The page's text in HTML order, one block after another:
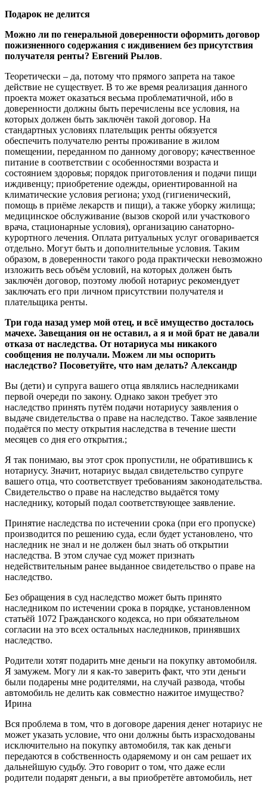
Подарок не делится
Можно ли по генеральной доверенности оформить договор
пожизненного содержания с иждивением без присутствия
получателя ренты? Евгений Рылов.
Теоретически – да, потому что прямого запрета на такое
действие не существует. В то же время реализация данного
проекта может оказаться весьма проблематичной, ибо в
доверенности должны быть перечислены все условия, на
которых должен быть заключён такой договор. На
стандартных условиях плательщик ренты обязуется
обеспечить получателю ренты проживание в жилом
помещении, переданном по данному договору; качественное
питание в соответствии с особенностями возраста и
состоянием здоровья; порядок приготовления и подачи пищи
иждивенцу; приобретение одежды, ориентированной на
климатические условия региона; уход (гигиенический,
помощь в приёме лекарств и пищи), а также уборку жилища;
медицинское обслуживание (вызов скорой или участкового
врача, стационарные условия), организацию санаторно-
курортного лечения. Оплата ритуальных услуг оговаривается
отдельно. Могут быть и дополнительные условия. Таким
образом, в доверенности такого рода практически невозможно
изложить весь объём условий, на которых должен быть
заключён договор, поэтому любой нотариус рекомендует
заключать его при личном присутствии получателя и
плательщика ренты.
Три года назад умер мой отец, и всё имущество досталось
мачехе. Завещания он не оставил, а я и мой брат не давали
отказа от наследства. От нотариуса мы никакого
сообщения не получали. Можем ли мы оспорить
наследство? Посоветуйте, что нам делать? Александр
Вы (дети) и супруга вашего отца являлись наследниками
первой очереди по закону. Однако закон требует это
наследство принять путём подачи нотариусу заявления о
выдаче свидетельства о праве на наследство. Такое заявление
подаётся по месту открытия наследства в течение шести
месяцев со дня его открытия.;
Я так понимаю, вы этот срок пропустили, не обратившись к
нотариусу. Значит, нотариус выдал свидетельство супруге
вашего отца, что соответствует требованиям законодательства.
Свидетельство о праве на наследство выдаётся тому
наследнику, который подал соответствующее заявление.
Принятие наследства по истечении срока (при его пропуске)
производится по решению суда, если будет установлено, что
наследник не знал и не должен был знать об открытии
наследства. В этом случае суд может признать
недействительным ранее выданное свидетельство о праве на
наследство.
Без обращения в суд наследство может быть принято
наследником по истечении срока в порядке, установленном
статьёй 1072 Гражданского кодекса, но при обязательном
согласии на это всех остальных наследников, принявших
наследство.
Родители хотят подарить мне деньги на покупку автомобиля.
Я замужем. Могу ли я как-то заверить факт, что эти деньги
были подарены мне родителями, на случай развода, чтобы
автомобиль не делить как совместно нажитое имущество?
Ирина
Вся проблема в том, что в договоре дарения денег нотариус не
может указать условие, что они должны быть израсходованы
исключительно на покупку автомобиля, так как деньги
передаются в собственность одаряемому и он сам решает их
дальнейшую судьбу. Это говорит о том, что даже если
родители подарят деньги, а вы приобретёте автомобиль, нет